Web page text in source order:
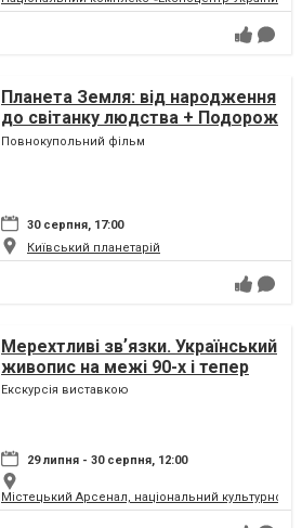
Планета Земля: від народження
до світанку людства + Подорож
сузір'ями (класична програма)
Повнокупольний фільм
30 серпня, 17:00
Київський планетарій
Мерехтливі звʼязки. Український
живопис на межі 90-х і тепер
Екскурсія виставкою
29 липня - 30 серпня, 12:00
Містецький Арсенал, національний культурно-